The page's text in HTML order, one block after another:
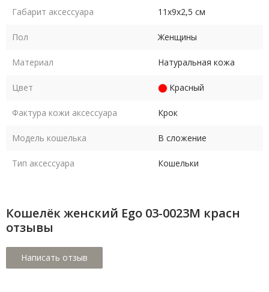
Габарит аксессуара 11х9х2,5 см
Пол Женщины
Материал Натуральная кожа
Цвет Красный
Фактура кожи аксессуара Крок
Модель кошелька В сложение
Тип аксессуара Кошельки
Кошелёк женский Ego 03-0023M красн
отзывы